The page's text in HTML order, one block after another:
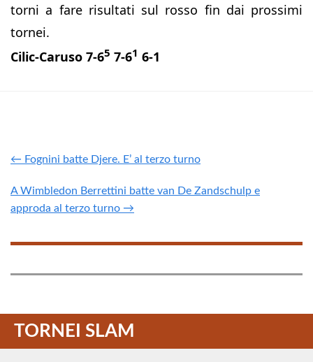
torni a fare risultati sul rosso fin dai prossimi
tornei.
Cilic-Caruso 7-65 7-61 6-1
← Fognini batte Djere. E’ al terzo turno
A Wimbledon Berrettini batte van De Zandschulp e
approda al terzo turno →
TORNEI SLAM